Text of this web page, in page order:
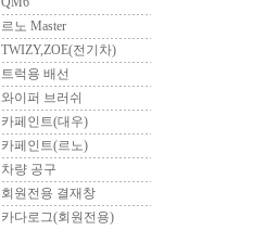
르노 Master
TWIZY,ZOE(전기차)
트럭용 배선
와이퍼 브러쉬
카페인트(대우)
카페인트(르노)
차량 공구
회원전용 결재창
카다로그(회원전용)